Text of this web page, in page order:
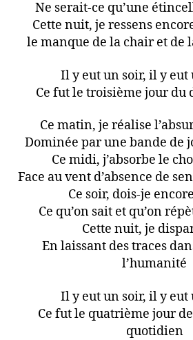
Ne serait-ce qu’une
Cette nuit, je ressens
le manque de la chair et de
Il y eut un soir, il y
Ce fut le troisième jour du
Ce matin, je réalise
Dominée par une bande de
Ce midi, j’absorbe le
Face au vent d’absence de
Ce soir, dois-je
Ce qu’on sait et qu’on
Cette nuit, je
En laissant des traces
l’humanité
Il y eut un soir, il y
Ce fut le quatrième jour
quotidien